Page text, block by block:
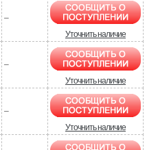
–
Уточнить наличие
–
Уточнить наличие
–
Уточнить наличие